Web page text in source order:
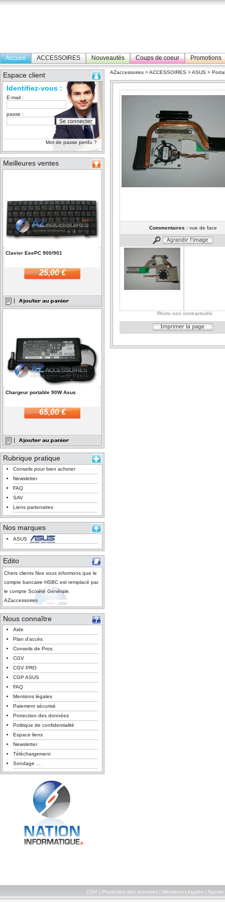
Accueil ACCESSOIRES Nouveautés Coups de coeur Promotions
Espace client
Identifiez-vous :
E-mail :
passe :
Mot de passe perdu ?
Meilleures ventes
Clavier EeePC 900/901
25,00 €
Chargeur portable 90W Asus
65,00 €
Rubrique pratique
Conseils pour bien acheter
Newsletter
FAQ
SAV
Liens partenaires
Nos marques
ASUS
Edito
Chers clients Nos vous informons que le
compte bancaire HSBC est remplacé par
le compte Scoiété Générale.
AZaccessoires
Nous connaître
Aide
Plan d'accès
Conseils de Pros.
CGV
CGV PRO
CGP ASUS
FAQ
Mentions légales
Paiement sécurisé
Protection des données
Politique de confidentialité
Espace liens
Newsletter
Téléchargement
Sondage ...
AZaccessoires >ACCESSOIRES >ASUS >
Commentaires :vue de face
Photo non contractuelle
CGV Protection des données| Mentions Légales| Ajouter